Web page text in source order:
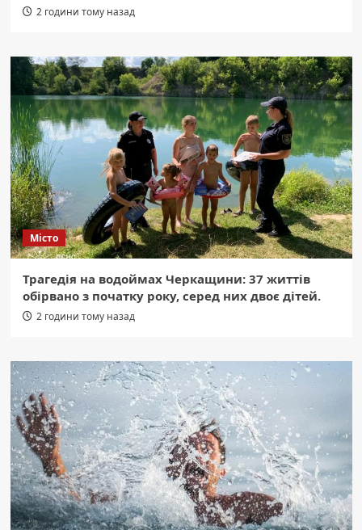
2 години тому назад
Місто
Трагедія на водоймах Черкащини: 37 життів
обірвано з початку року, серед них двоє дітей.
2 години тому назад